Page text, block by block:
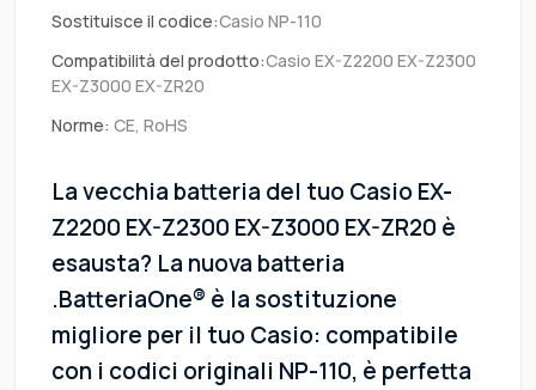
Sostituisce il codice:Casio NP-110
Compatibilità del prodotto:Casio EX-Z2200 EX-Z2300
EX-Z3000 EX-ZR20
Norme: CE, RoHS
La vecchia batteria del tuo Casio EX-
Z2200 EX-Z2300 EX-Z3000 EX-ZR20 è
esausta? La nuova batteria
.BatteriaOne® è la sostituzione
migliore per il tuo Casio: compatibile
con i codici originali NP-110, è perfetta